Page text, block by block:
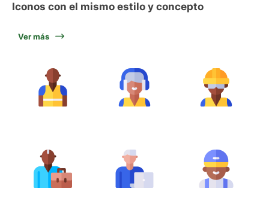
Iconos con el mismo estilo y concepto
Ver más